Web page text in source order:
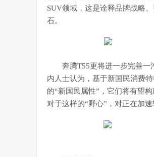
SUV领域，这是诠释品牌战略
石。
奔腾T55更将进一步完善一
内人士认为，基于新国民消费
的“新国民属性”，它们将有望
对于这样的“野心”，对正在加